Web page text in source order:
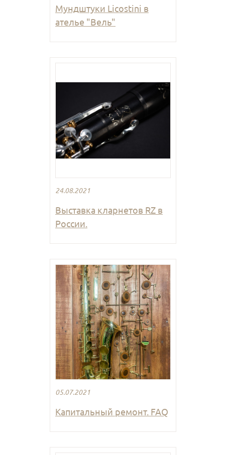
Мундштуки Licostini в
ателье "Вель"
24.08.2021
Выставка кларнетов RZ в
России.
05.07.2021
Капитальный ремонт. FAQ